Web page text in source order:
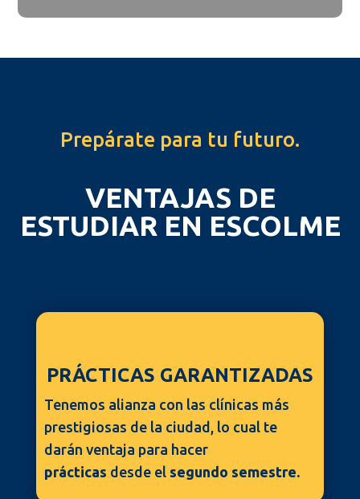
Prepárate para tu futuro.
VENTAJAS DE
ESTUDIAR EN ESCOLME
PRÁCTICAS GARANTIZADAS
Tenemos alianza con las clínicas más
prestigiosas de la ciudad, lo cual te
darán ventaja para hacer
prácticas desde el segundo semestre.